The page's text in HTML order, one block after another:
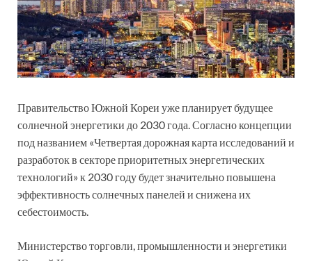
Правительство Южной Кореи уже планирует будущее
солнечной энергетики до 2030 года. Согласно концепции
под названием «Четвертая дорожная карта исследований и
разработок в секторе приоритетных энергетических
технологий» к 2030 году будет значительно повышена
эффективность солнечных панелей и снижена их
себестоимость.
Министерство торговли, промышленности и энергетики